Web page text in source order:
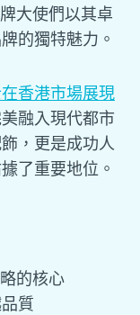
大使們以其卓
的獨特魅力。
香港市場展現
融入現代都市
，更是成功人
了重要地位。
的核心
質